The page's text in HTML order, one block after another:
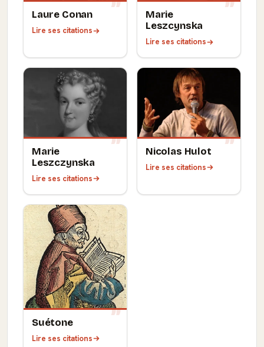
Laure Conan
Lire ses citations
Marie
Leszcynska
Lire ses citations
Marie
Leszczynska
Lire ses citations
Nicolas Hulot
Lire ses citations
Suétone
Lire ses citations